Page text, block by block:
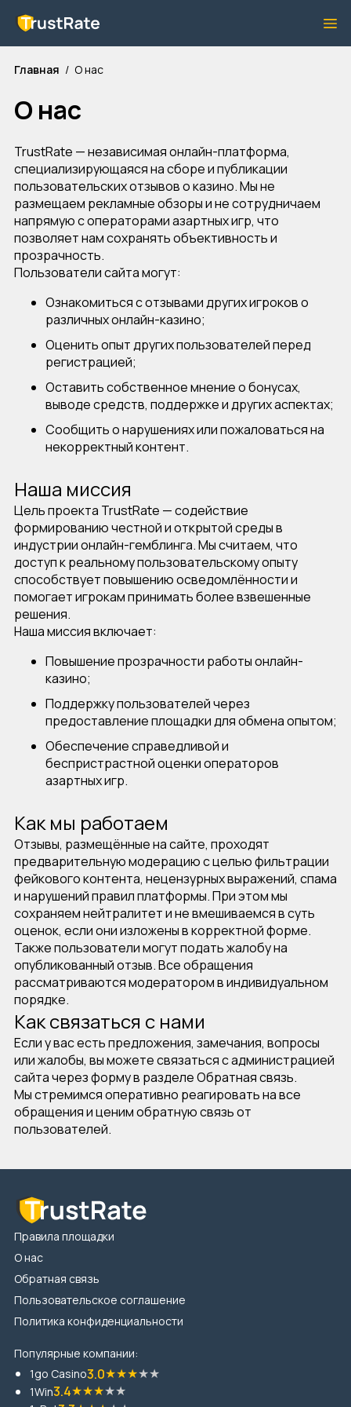
Главная О нас
О нас
TrustRate — независимая онлайн-платформа,
специализирующаяся на сборе и публикации
пользовательских отзывов о казино. Мы не
размещаем рекламные обзоры и не сотрудничаем
напрямую с операторами азартных игр, что
позволяет нам сохранять объективность и
прозрачность.
Пользователи сайта могут:
Ознакомиться с отзывами других игроков о
различных онлайн-казино;
Оценить опыт других пользователей перед
регистрацией;
Оставить собственное мнение о бонусах,
выводе средств, поддержке и других аспектах;
Сообщить о нарушениях или пожаловаться на
некорректный контент.
Наша миссия
Цель проекта TrustRate — содействие
формированию честной и открытой среды в
индустрии онлайн-гемблинга. Мы считаем, что
доступ к реальному пользовательскому опыту
способствует повышению осведомлённости и
помогает игрокам принимать более взвешенные
решения.
Наша миссия включает:
Повышение прозрачности работы онлайн-
казино;
Поддержку пользователей через
предоставление площадки для обмена опытом;
Обеспечение справедливой и
беспристрастной оценки операторов
азартных игр.
Как мы работаем
Отзывы, размещённые на сайте, проходят
предварительную модерацию с целью фильтрации
фейкового контента, нецензурных выражений, спама
и нарушений правил платформы. При этом мы
сохраняем нейтралитет и не вмешиваемся в суть
оценок, если они изложены в корректной форме.
Также пользователи могут подать жалобу на
опубликованный отзыв. Все обращения
рассматриваются модератором в индивидуальном
порядке.
Как связаться с нами
Если у вас есть предложения, замечания, вопросы
или жалобы, вы можете связаться с администрацией
сайта через форму в разделеОбратная связь.
Мы стремимся оперативно реагировать на все
обращения и ценим обратную связь от
пользователей.
Правила площадки
О нас
Обратная связь
Пользовательское соглашение
Политика конфиденциальности
Популярные компании:
1go Casino3.0★★★★★
1Win3.4★★★★★